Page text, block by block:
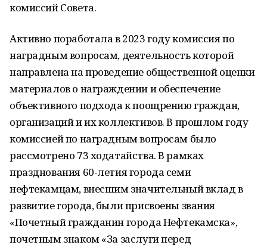
комиссий Совета.
Активно поработала в 2023 году комиссия по
наградным вопросам, деятельность которой
направлена на проведение общественной оценки
материалов о награждении и обеспечение
объективного подхода к поощрению граждан,
организаций и их коллективов. В прошлом году
комиссией по наградным вопросам было
рассмотрено 73 ходатайства. В рамках
празднования 60-летия города семи
нефтекамцам, внесшим значительный вклад в
развитие города, были присвоены звания
«Почетный гражданин города Нефтекамска»,
почетным знаком «За заслуги перед